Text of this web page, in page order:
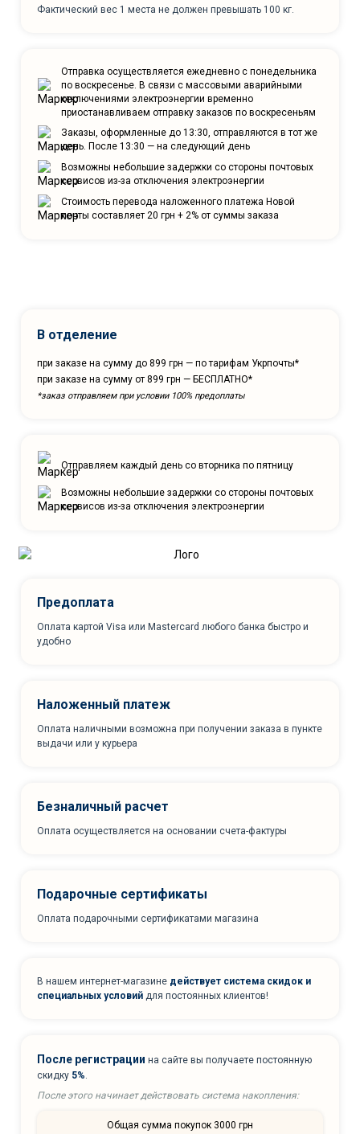
Фактический вес 1 места не должен превышать 100 кг.
Отправка осуществляется ежедневно с понедельника
по воскресенье. В связи с массовыми аварийными
отключениями электроэнергии временно
приостанавливаем отправку заказов по воскресеньям
Заказы, оформленные до 13:30, отправляются в тот же
день. После 13:30 — на следующий день
Возможны небольшие задержки со стороны почтовых
сервисов из-за отключения электроэнергии
Стоимость перевода наложенного платежа Новой
почты составляет 20 грн + 2% от суммы заказа
В отделение
при заказе на сумму до 899 грн — по тарифам Укрпочты*
при заказе на сумму от 899 грн — БЕСПЛАТНО*
*заказ отправляем при условии 100% предоплаты
Отправляем каждый день со вторника по пятницу
Возможны небольшие задержки со стороны почтовых
сервисов из-за отключения электроэнергии
Предоплата
Оплата картой Visa или Mastercard любого банка быстро и
удобно
Наложенный платеж
Оплата наличными возможна при получении заказа в пункте
выдачи или у курьера
Безналичный расчет
Оплата осуществляется на основании счета-фактуры
Подарочные сертификаты
Оплата подарочными сертификатами магазина
В нашем интернет-магазине действует система скидок и
специальных условий для постоянных клиентов!
После регистрации на сайте вы получаете постоянную
скидку 5%.
После этого начинает действовать система накопления:
Общая сумма покупок 3000 грн